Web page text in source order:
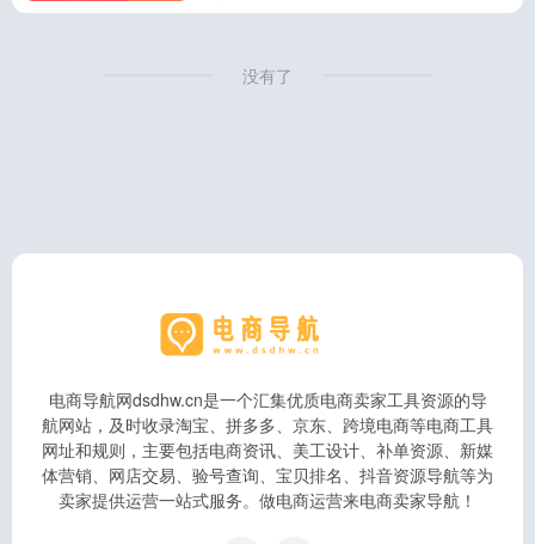
没有了
电商导航网dsdhw.cn是一个汇集优质电商卖家工具资源的导
航网站，及时收录淘宝、拼多多、京东、跨境电商等电商工具
网址和规则，主要包括电商资讯、美工设计、补单资源、新媒
体营销、网店交易、验号查询、宝贝排名、抖音资源导航等为
卖家提供运营一站式服务。做电商运营来电商卖家导航！